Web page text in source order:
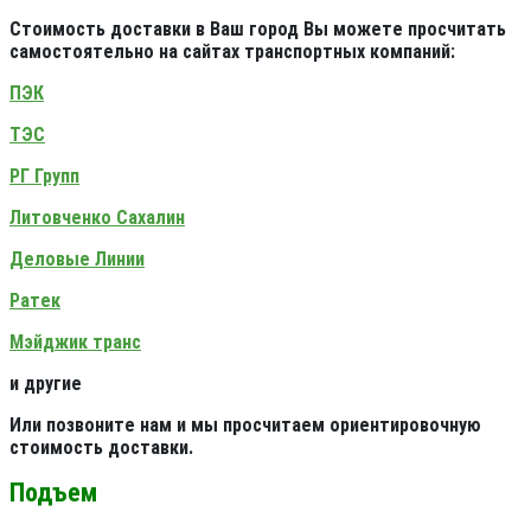
Стоимость доставки в Ваш город Вы можете просчитать
самостоятельно на сайтах транспортных компаний:
ПЭК
ТЭС
РГ Групп
Литовченко Сахалин
Деловые Линии
Ратек
Мэйджик транс
и другие
Или позвоните нам и мы просчитаем ориентировочную
стоимость доставки.
Подъем